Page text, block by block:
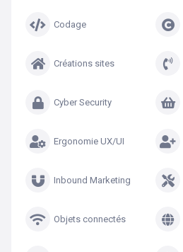
Codage
Créations sites
Cyber Security
Ergonomie UX/UI
Inbound Marketing
Objets connectés